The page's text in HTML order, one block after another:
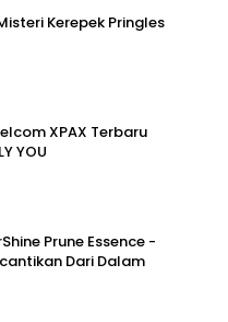
Kerepek Pringles
XPAX Terbaru
YOU
Prune Essence -
Dari Dalam